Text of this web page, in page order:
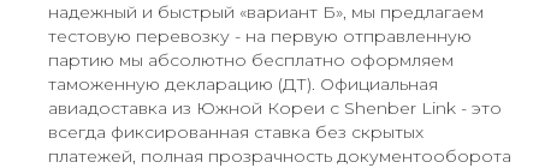
надежный и быстрый «вариант Б», мы предлагаем
тестовую перевозку - на первую отправленную
партию мы абсолютно бесплатно оформляем
таможенную декларацию (ДТ). Официальная
авиадоставка из Южной Кореи с Shenber Link - это
всегда фиксированная ставка без скрытых
платежей, полная прозрачность документооборота